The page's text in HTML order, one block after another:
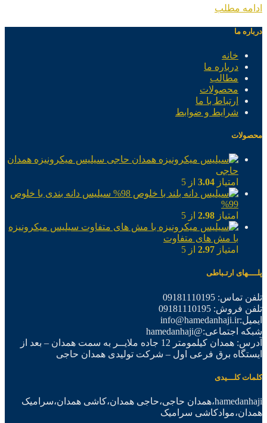
ادامه مطلب
درباره ما
خانه
درباره ما
مطالب
محصولات
ارتباط با ما
شرایط و ضوابط
محصولات
سیلیس میکرونیزه همدان
حاجی
امتیاز 3.04 از 5
سیلیس دانه بندی با خلوص
99%
امتیاز 2.98 از 5
سیلیس میکرونیزه
با مش های متفاوت
امتیاز 2.97 از 5
پلــــهای ارتـباطی
تلفن تماس: 09181110195
تلفن فروش: 09181110195
ایمیل:info@hamedanhaji.ir
شبکه اجتماعی:@hamedanhaji
آدرس: همدان کیلمومتر 12 جاده ملایــر به سمت همدان – بعد از
ایستگاه برق فرعی اول – شرکت تولیدی همدان حاجی
کلمات کلـــیدی
hamedanhaji،همدان حاجی،حاجی همدان،کاشی همدان،سرامیک
همدان،موادکاشی سرامیک